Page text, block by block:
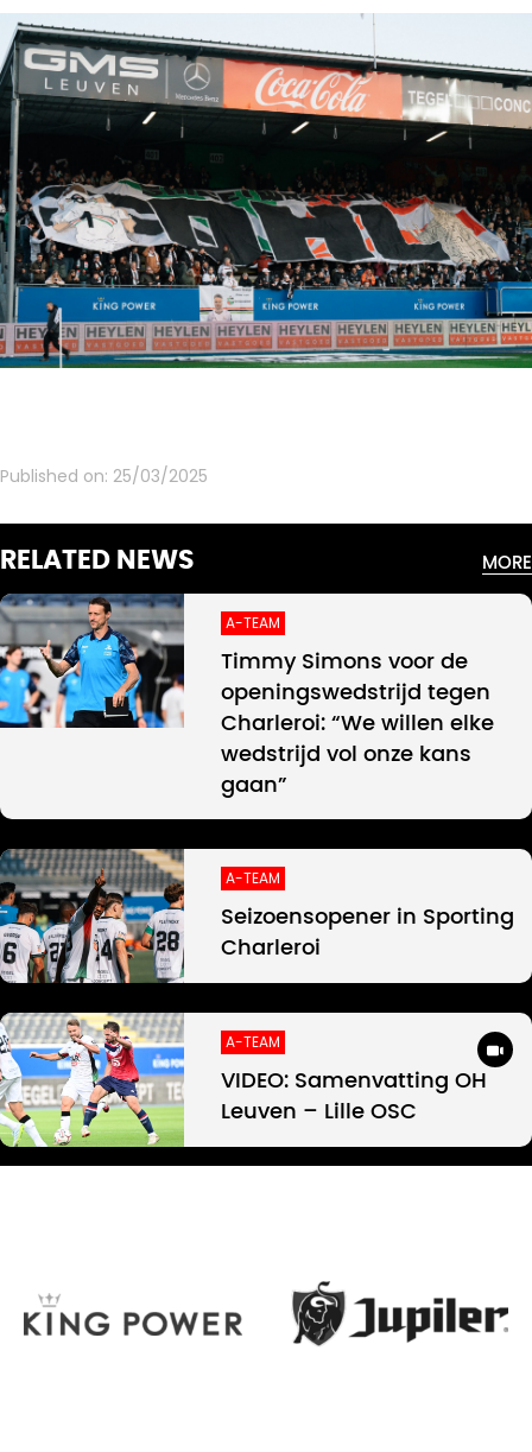
Published on: 25/03/2025
RELATED NEWS MORE
A-TEAM
Timmy Simons voor de
openingswedstrijd tegen
Charleroi: “We willen elke
wedstrijd vol onze kans
gaan”
A-TEAM
Seizoensopener in Sporting
Charleroi
A-TEAM
VIDEO: Samenvatting OH
Leuven – Lille OSC